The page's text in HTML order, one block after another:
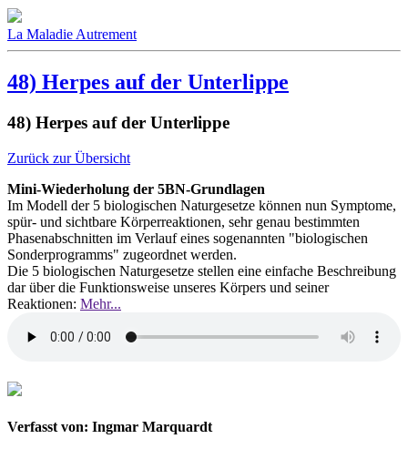
La Maladie Autrement
48) Herpes auf der Unterlippe
48) Herpes auf der Unterlippe
Zurück zur Übersicht
Mini-Wiederholung der 5BN-Grundlagen
Im Modell der 5 biologischen Naturgesetze können nun Symptome,
spür- und sichtbare Körperreaktionen, sehr genau bestimmten
Phasenabschnitten im Verlauf eines sogenannten "biologischen
Sonderprogramms" zugeordnet werden.
Die 5 biologischen Naturgesetze stellen eine einfache Beschreibung
dar über die Funktionsweise unseres Körpers und seiner
Reaktionen: Mehr...
Verfasst von: Ingmar Marquardt